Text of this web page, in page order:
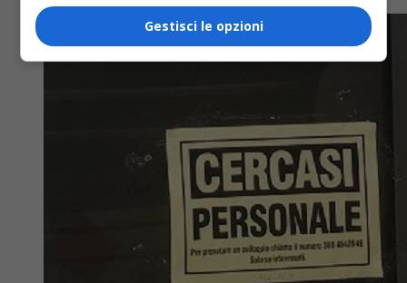
Gestisci le opzioni